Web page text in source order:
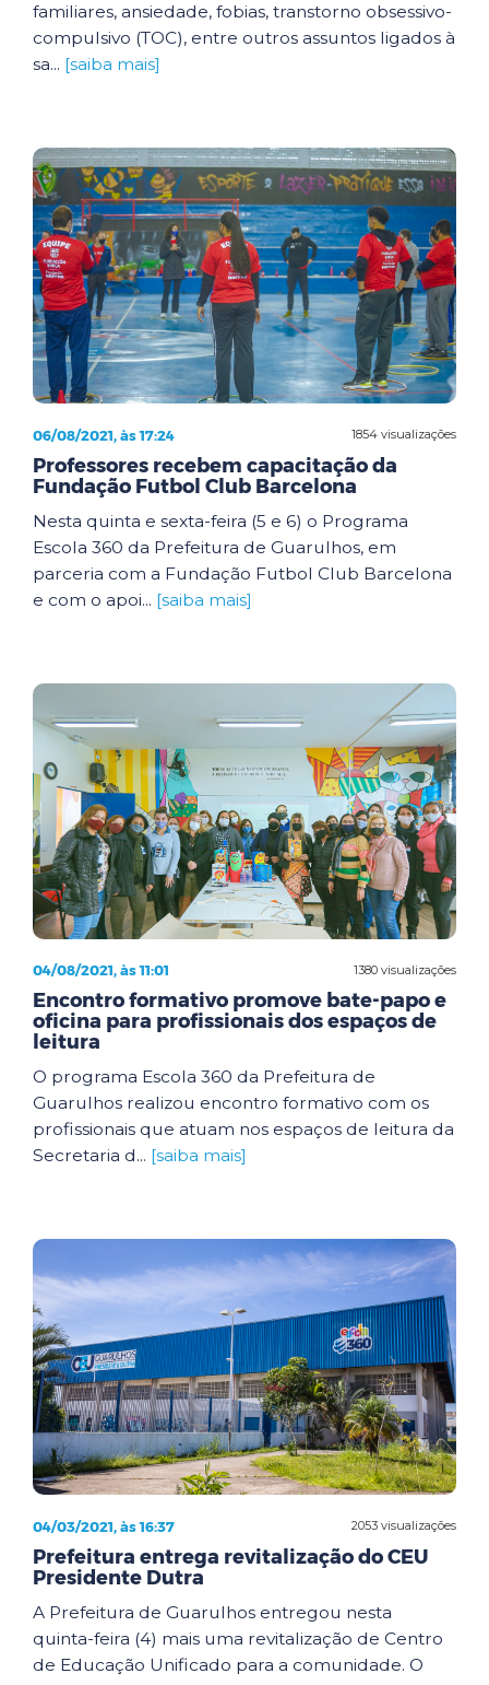
familiares, ansiedade, fobias, transtorno obsessivo-
compulsivo (TOC), entre outros assuntos ligados à
sa... [saiba mais]
1854 visualizações
06/08/2021, às 17:24
Professores recebem capacitação da
Fundação Futbol Club Barcelona
Nesta quinta e sexta-feira (5 e 6) o Programa
Escola 360 da Prefeitura de Guarulhos, em
parceria com a Fundação Futbol Club Barcelona
e com o apoi... [saiba mais]
1380 visualizações
04/08/2021, às 11:01
Encontro formativo promove bate-papo e
oficina para profissionais dos espaços de
leitura
O programa Escola 360 da Prefeitura de
Guarulhos realizou encontro formativo com os
profissionais que atuam nos espaços de leitura da
Secretaria d... [saiba mais]
2053 visualizações
04/03/2021, às 16:37
Prefeitura entrega revitalização do CEU
Presidente Dutra
A Prefeitura de Guarulhos entregou nesta
quinta-feira (4) mais uma revitalização de Centro
de Educação Unificado para a comunidade. O